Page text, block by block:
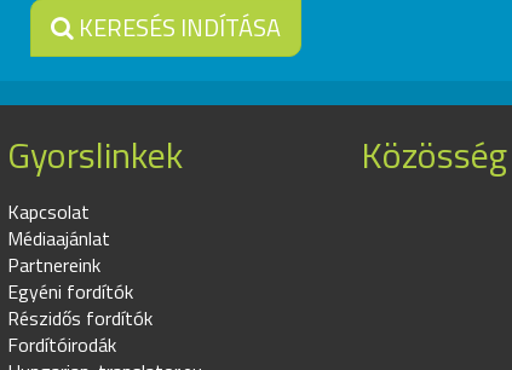
KERESÉS INDÍTÁSA
Gyorslinkek
Kapcsolat
Médiaajánlat
Partnereink
Egyéni fordítók
Részidős fordítók
Fordítóirodák
Közösség